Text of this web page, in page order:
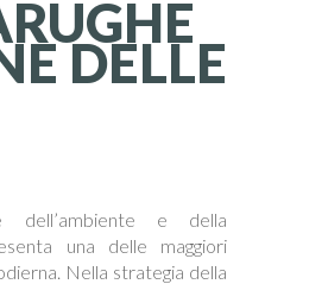
DELLE
dell’ambiente e della
una delle maggiori
Nella strategia della